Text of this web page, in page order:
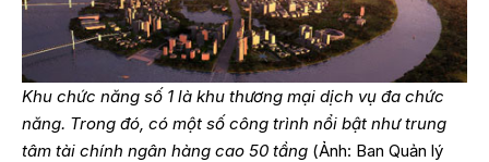
Khu chức năng số 1 là khu thương mại dịch vụ đa chức
năng. Trong đó, có một số công trình nổi bật như trung
tâm tài chính ngân hàng cao 50 tầng (Ảnh: Ban Quản lý